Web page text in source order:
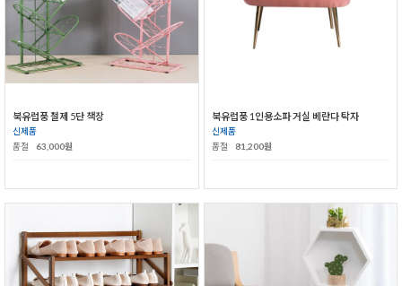
북유럽풍 철제 5단 책장
신제품
품절
63,000원
북유럽풍 1인용소파 거실 베란다 탁자
신제품
품절
81,200원